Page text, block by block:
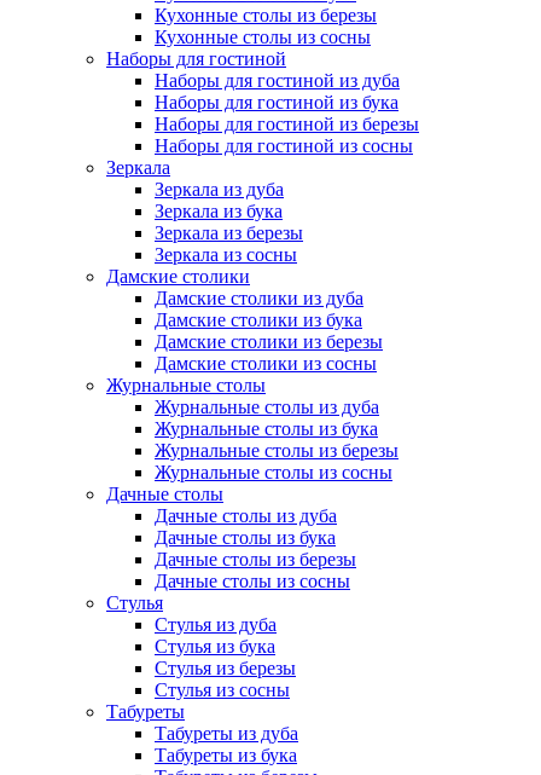
Кухонные столы из березы
Кухонные столы из сосны
Наборы для гостиной
Наборы для гостиной из дуба
Наборы для гостиной из бука
Наборы для гостиной из березы
Наборы для гостиной из сосны
Зеркала
Зеркала из дуба
Зеркала из бука
Зеркала из березы
Зеркала из сосны
Дамские столики
Дамские столики из дуба
Дамские столики из бука
Дамские столики из березы
Дамские столики из сосны
Журнальные столы
Журнальные столы из дуба
Журнальные столы из бука
Журнальные столы из березы
Журнальные столы из сосны
Дачные столы
Дачные столы из дуба
Дачные столы из бука
Дачные столы из березы
Дачные столы из сосны
Стулья
Стулья из дуба
Стулья из бука
Стулья из березы
Стулья из сосны
Табуреты
Табуреты из дуба
Табуреты из бука